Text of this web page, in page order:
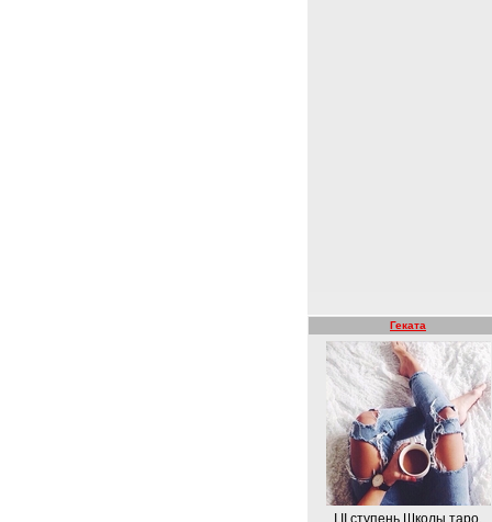
Геката
I,II ступень Школы таро.